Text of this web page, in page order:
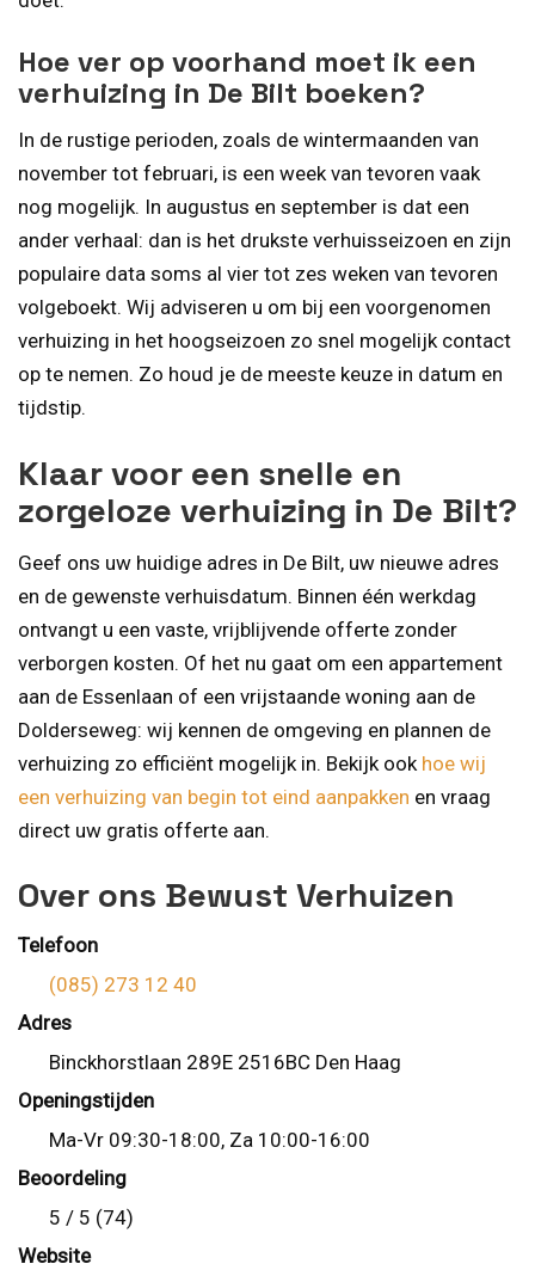
Hoe ver op voorhand moet ik een
verhuizing in De Bilt boeken?
In de rustige perioden, zoals de wintermaanden van
november tot februari, is een week van tevoren vaak
nog mogelijk. In augustus en september is dat een
ander verhaal: dan is het drukste verhuisseizoen en zijn
populaire data soms al vier tot zes weken van tevoren
volgeboekt. Wij adviseren u om bij een voorgenomen
verhuizing in het hoogseizoen zo snel mogelijk contact
op te nemen. Zo houd je de meeste keuze in datum en
tijdstip.
Klaar voor een snelle en
zorgeloze verhuizing in De Bilt?
Geef ons uw huidige adres in De Bilt, uw nieuwe adres
en de gewenste verhuisdatum. Binnen één werkdag
ontvangt u een vaste, vrijblijvende offerte zonder
verborgen kosten. Of het nu gaat om een appartement
aan de Essenlaan of een vrijstaande woning aan de
Dolderseweg: wij kennen de omgeving en plannen de
verhuizing zo efficiënt mogelijk in. Bekijk ook hoe wij
een verhuizing van begin tot eind aanpakken en vraag
direct uw gratis offerte aan.
Over ons Bewust Verhuizen
Telefoon
(085) 273 12 40
Adres
Binckhorstlaan 289E 2516BC Den Haag
Openingstijden
Ma-Vr 09:30-18:00, Za 10:00-16:00
Beoordeling
5 / 5 (74)
Website